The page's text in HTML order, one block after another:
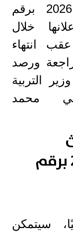
نتيجة الدبلومات الفنية 2026 برقم
خلال
عقب انتهاء
ورصد
التربية
محمد
الثانوي التجاري 2026 برقم
سيتمكن